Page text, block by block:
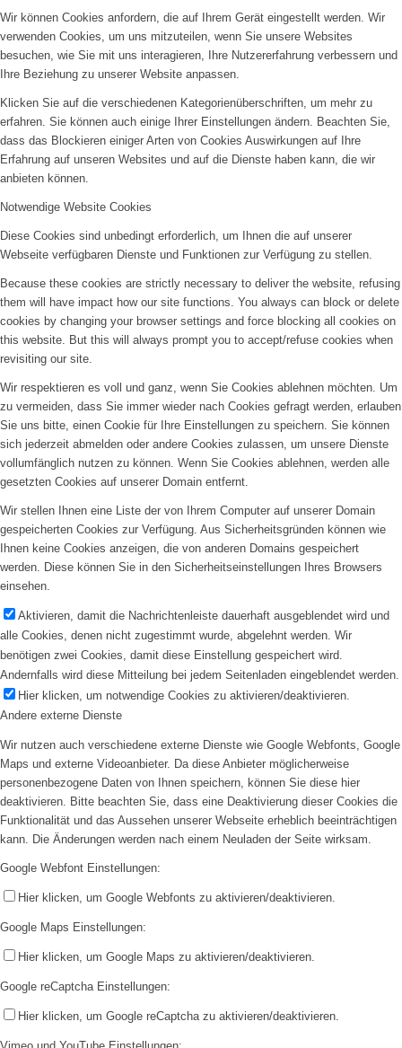
Wir können Cookies anfordern, die auf Ihrem Gerät eingestellt werden. Wir
verwenden Cookies, um uns mitzuteilen, wenn Sie unsere Websites
besuchen, wie Sie mit uns interagieren, Ihre Nutzererfahrung verbessern und
Ihre Beziehung zu unserer Website anpassen.
Klicken Sie auf die verschiedenen Kategorienüberschriften, um mehr zu
erfahren. Sie können auch einige Ihrer Einstellungen ändern. Beachten Sie,
dass das Blockieren einiger Arten von Cookies Auswirkungen auf Ihre
Erfahrung auf unseren Websites und auf die Dienste haben kann, die wir
anbieten können.
Notwendige Website Cookies
Diese Cookies sind unbedingt erforderlich, um Ihnen die auf unserer
Webseite verfügbaren Dienste und Funktionen zur Verfügung zu stellen.
Because these cookies are strictly necessary to deliver the website, refusing
them will have impact how our site functions. You always can block or delete
cookies by changing your browser settings and force blocking all cookies on
this website. But this will always prompt you to accept/refuse cookies when
revisiting our site.
Wir respektieren es voll und ganz, wenn Sie Cookies ablehnen möchten. Um
zu vermeiden, dass Sie immer wieder nach Cookies gefragt werden, erlauben
Sie uns bitte, einen Cookie für Ihre Einstellungen zu speichern. Sie können
sich jederzeit abmelden oder andere Cookies zulassen, um unsere Dienste
vollumfänglich nutzen zu können. Wenn Sie Cookies ablehnen, werden alle
gesetzten Cookies auf unserer Domain entfernt.
Wir stellen Ihnen eine Liste der von Ihrem Computer auf unserer Domain
gespeicherten Cookies zur Verfügung. Aus Sicherheitsgründen können wie
Ihnen keine Cookies anzeigen, die von anderen Domains gespeichert
werden. Diese können Sie in den Sicherheitseinstellungen Ihres Browsers
einsehen.
Aktivieren, damit die Nachrichtenleiste dauerhaft ausgeblendet wird und
alle Cookies, denen nicht zugestimmt wurde, abgelehnt werden. Wir
benötigen zwei Cookies, damit diese Einstellung gespeichert wird.
Andernfalls wird diese Mitteilung bei jedem Seitenladen eingeblendet werden.
Hier klicken, um notwendige Cookies zu aktivieren/deaktivieren.
Andere externe Dienste
Wir nutzen auch verschiedene externe Dienste wie Google Webfonts, Google
Maps und externe Videoanbieter. Da diese Anbieter möglicherweise
personenbezogene Daten von Ihnen speichern, können Sie diese hier
deaktivieren. Bitte beachten Sie, dass eine Deaktivierung dieser Cookies die
Funktionalität und das Aussehen unserer Webseite erheblich beeinträchtigen
kann. Die Änderungen werden nach einem Neuladen der Seite wirksam.
Google Webfont Einstellungen:
Hier klicken, um Google Webfonts zu aktivieren/deaktivieren.
Google Maps Einstellungen:
Hier klicken, um Google Maps zu aktivieren/deaktivieren.
Google reCaptcha Einstellungen:
Hier klicken, um Google reCaptcha zu aktivieren/deaktivieren.